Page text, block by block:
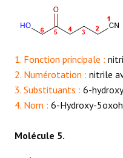
1. Fonction principale :
2. Numérotation : nitrile
3. Substituants : 6-
4. Nom : 6-Hydroxy-
Molécule 5.